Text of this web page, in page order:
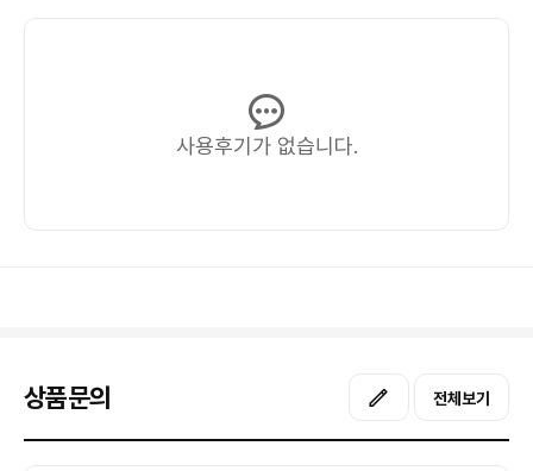
사용후기가 없습니다.
상품문의 전체보기